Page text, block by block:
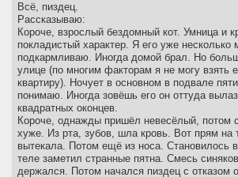
Всё, пиздец.
Рассказываю:
Короче, взрослый бездомный кот. Умница и
покладистый характер. Я его уже несколько
подкармливаю. Иногда домой брал. Но
улице (по многим факторам я не могу взять
квартиру). Ночует в основном в подвале
понимаю. Иногда зовёшь его он оттуда
квадратных оконцев.
Короче, однажды пришёл невесёлый, потом
хуже. Из рта, зубов, шла кровь. Вот прям на
вытекала. Потом ещё из носа. Становилось
теле заметил странные пятна. Смесь
держался. Потом начался пиздец с отказом